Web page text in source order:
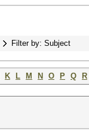
Filter by: Subject
K L M N O P Q
R